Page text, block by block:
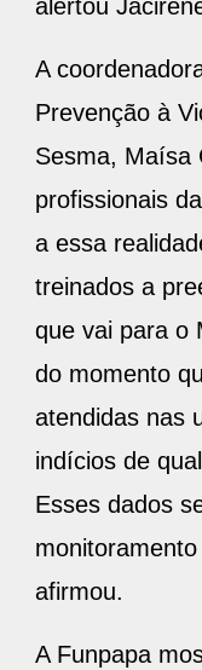
alertou
A
Prevenção à
Sesma, Maísa
profissionais
a essa
treinados a
que vai para o
do momento
atendidas nas
indícios de
Esses dados
afirmou.
A Funpapa